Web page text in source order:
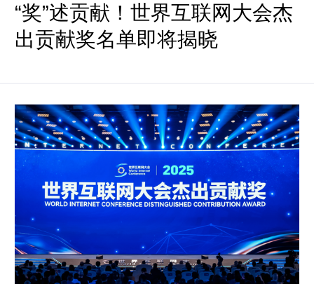
“奖”述贡献！世界互联网大会杰
出贡献奖名单即将揭晓